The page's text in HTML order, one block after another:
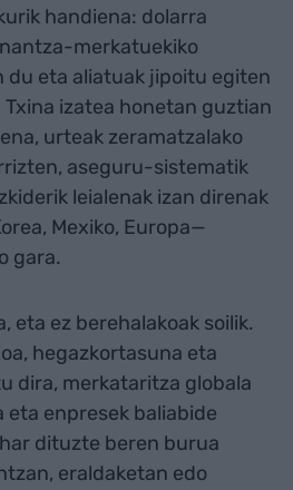
handiena: dolarra
merkatuekiko
eta aliatuak jipoitu egiten
izatea honetan guztian
urteak zeramatzalako
aseguru-sistematik
leialenak izan direnak
Mexiko, Europa—
gara.
eta ez berehalakoak soilik.
hegazkortasuna eta
dira, merkataritza globala
eta enpresek baliabide
dituzte beren burua
eraldaketan edo